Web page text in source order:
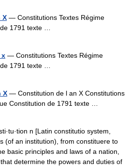
X — Constitutions Textes Régime
1791 texte …
x — Constitutions Textes Régime
1791 texte …
X — Constitution de l an X Constitutions
Constitution de 1791 texte …
n [Latin constitutio system,
(of an institution), from constituere to
basic principles and laws of a nation,
determine the powers and duties of